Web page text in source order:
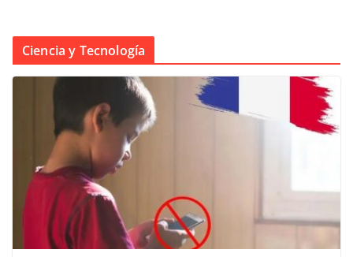
Ciencia y Tecnología